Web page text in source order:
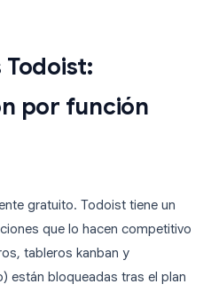
Todoist:
por función
gratuito. Todoist tiene un
que lo hacen competitivo
tableros kanban y
están bloqueadas tras el plan